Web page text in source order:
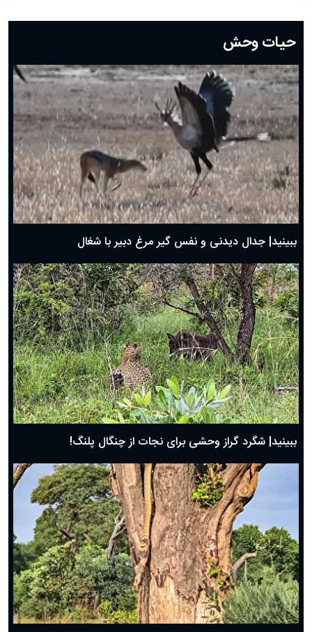
دعای روز بیستم ماه رمضان؛ ۱۹ اسفند ۱۴۰۴
دعای روز هشتم ماه مبارک رمضان؛ ۷ اسفند ماه ۱۴۰۴
دعای روز هفتم ماه رمضان؛ ۶ اسفند ۱۴۰۴
دعای روز ششم ماه رمضان؛ ۵ اسفند ۱۴۰۴
دعای روز پنجم ماه رمضان؛ ۴ اسفند ۱۴۰۴
دعای روز چهارم ماه مبارک رمضان؛ ۳ اسفند ۱۴۰۴
دعای روز سوم ماه مبارک رمضان؛ ۱۴ اسفند ۱۴۰۴
دعای روز دوم ماه مبارک رمضان ۱ اسفند ماه ۱۴۰۴
دعای روز اول ماه مبارک رمضان، ۳۰ بهمن ۱۴۰۴
حضرت زینب(س) چگونه از دنیا رفت؟
بهترین پیامک تبریک روز پدر ۱۴۰۴؛ جملات زیبا و صمیمانه
حیات وحش
ببینید| جدال دیدنی و نفس گیر مرغ دبیر با شغال
ببینید| شگرد گراز وحشی برای نجات از چنگال پلنگ!